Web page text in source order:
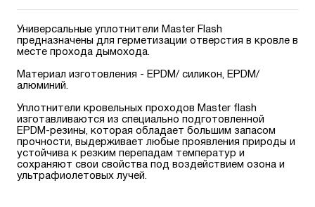
Универсальные уплотнители Master Flash
предназначены для герметизации отверстия в кровле в
месте прохода дымохода.
Материал изготовления - EPDM/ силикон, EPDM/
алюминий.
Уплотнители кровельных проходов Master flash
изготавливаются из специально подготовленной
EPDM-резины, которая обладает большим запасом
прочности, выдерживает любые проявления природы и
устойчива к резким перепадам температур и
сохраняют свои свойства под воздействием озона и
ультрафиолетовых лучей.